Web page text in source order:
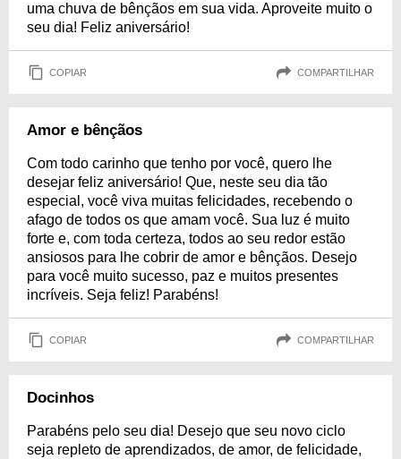
uma chuva de bênçãos em sua vida. Aproveite muito o
seu dia! Feliz aniversário!
COPIAR COMPARTILHAR
Amor e bênçãos
Com todo carinho que tenho por você, quero lhe
desejar feliz aniversário! Que, neste seu dia tão
especial, você viva muitas felicidades, recebendo o
afago de todos os que amam você. Sua luz é muito
forte e, com toda certeza, todos ao seu redor estão
ansiosos para lhe cobrir de amor e bênçãos. Desejo
para você muito sucesso, paz e muitos presentes
incríveis. Seja feliz! Parabéns!
COPIAR COMPARTILHAR
Docinhos
Parabéns pelo seu dia! Desejo que seu novo ciclo
seja repleto de aprendizados, de amor, de felicidade,